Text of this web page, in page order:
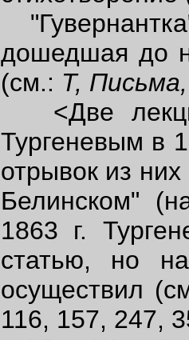
дошедшая до
(см.: Т,
<Две
Тургеневым в
отрывок из
Белинском"
1863 г.
статью, но
осуществил
116, 157, 247,